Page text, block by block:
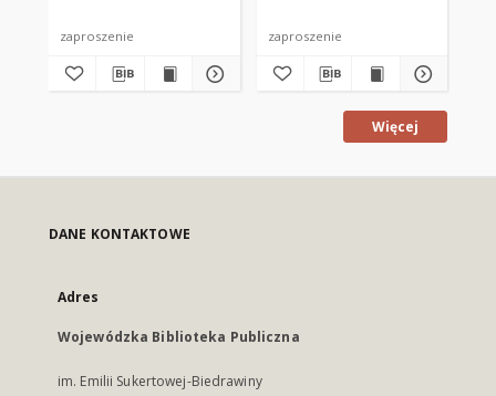
zaproszenie zaproszenie
Więcej
DANE KONTAKTOWE
Adres
Wojewódzka Biblioteka Publiczna
im. Emilii Sukertowej-Biedrawiny